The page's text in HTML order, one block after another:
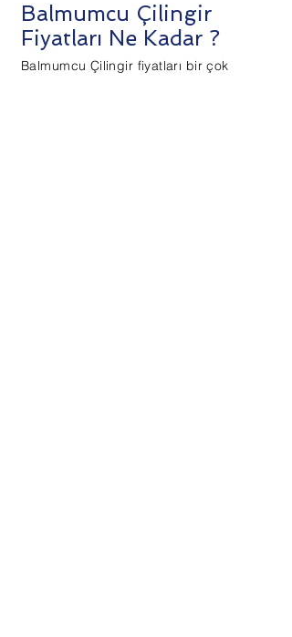
Balmumcu Çilingir
Fiyatları Ne Kadar ?
Balmumcu Çilingir fiyatları bir çok